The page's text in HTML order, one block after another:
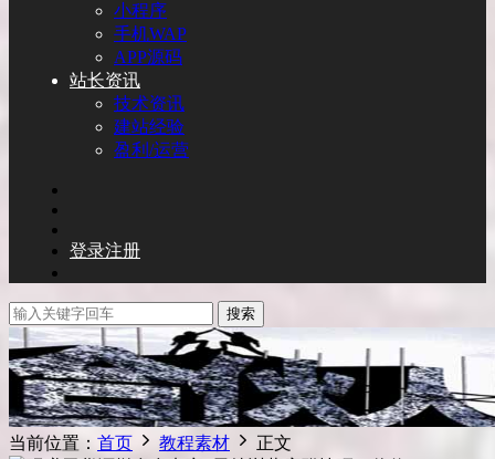
小程序
手机WAP
APP源码
站长资讯
技术资讯
建站经验
盈利/运营
登录注册
搜索
当前位置： 首页 教程素材 正文